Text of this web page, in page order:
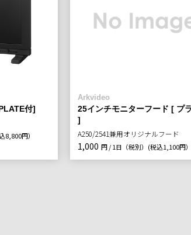
付]
8,800円）
Arkvideo
25インチモニターフード [ プ
]
A250/2541兼用オリジナルフード
1,000 円 / 1日（税別） (税込1,100円）